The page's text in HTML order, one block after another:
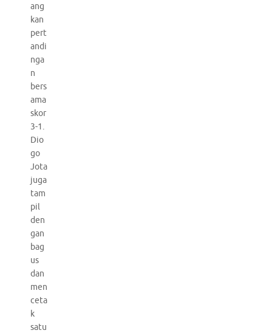
ang
kan
pert
andi
nga
n
bers
ama
skor
3-1.
Dio
go
Jota
juga
tam
pil
den
gan
bag
us
dan
men
ceta
k
satu